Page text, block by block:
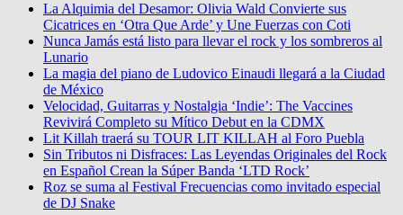
La Alquimia del Desamor: Olivia Wald Convierte sus
Cicatrices en ‘Otra Que Arde’ y Une Fuerzas con Coti
Nunca Jamás está listo para llevar el rock y los sombreros al
Lunario
La magia del piano de Ludovico Einaudi llegará a la Ciudad
de México
Velocidad, Guitarras y Nostalgia ‘Indie’: The Vaccines
Revivirá Completo su Mítico Debut en la CDMX
Lit Killah traerá su TOUR LIT KILLAH al Foro Puebla
Sin Tributos ni Disfraces: Las Leyendas Originales del Rock
en Español Crean la Súper Banda ‘LTD Rock’
Roz se suma al Festival Frecuencias como invitado especial
de DJ Snake